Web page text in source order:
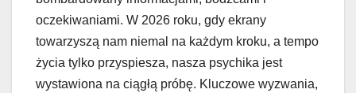
oczekiwaniami. W 2026 roku, gdy ekrany
towarzyszą nam niemal na każdym kroku, a tempo
życia tylko przyspiesza, nasza psychika jest
wystawiona na ciągłą próbę. Kluczowe wyzwania,